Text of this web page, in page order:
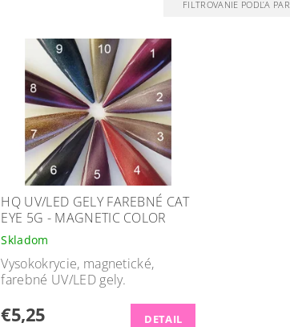
FILTROVANIE PODĽA
HQ UV/LED GELY FAREBNÉ CAT
EYE 5G - MAGNETIC COLOR
Skladom
Vysokokrycie, magnetické,
farebné UV/LED gely.
€5,25 DETAIL